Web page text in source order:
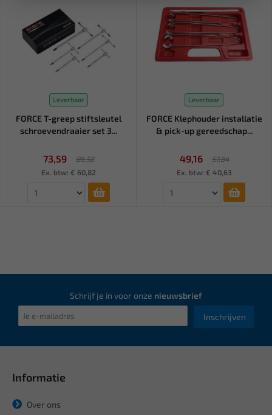
Leverbaar
FORCE T-greep stiftsleutel
schroevendraaier set 3...
73,59
86,58
Ex. btw: € 60,82
Leverbaar
FORCE Klephouder installatie
& pick-up gereedschap...
49,16
57,84
Ex. btw: € 40,63
Schrijf je in voor onze nieuwsbrief
Inschrijven
Informatie
Over ons